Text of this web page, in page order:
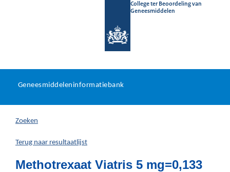
College ter Beoordeling van
Geneesmiddelen
U
hier:
Geneesmiddeleninformatiebank
Zoeken
Terug naar resultaatlijst
Methotrexaat Viatris 5 mg=0,133